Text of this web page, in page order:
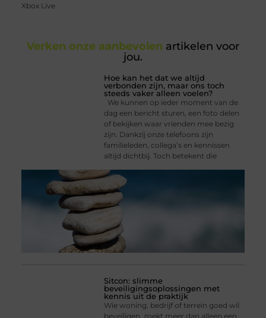
Xbox Live
Verken onze aanbevolen artikelen voor
jou.
Hoe kan het dat we altijd
verbonden zijn, maar ons toch
steeds vaker alleen voelen?
We kunnen op ieder moment van de
dag een bericht sturen, een foto delen
of bekijken waar vrienden mee bezig
zijn. Dankzij onze telefoons zijn
familieleden, collega’s en kennissen
altijd dichtbij. Toch betekent die
Sitcon: slimme
beveiligingsoplossingen met
kennis uit de praktijk
Wie woning, bedrijf of terrein goed wil
beveiligen, zoekt meer dan alleen een